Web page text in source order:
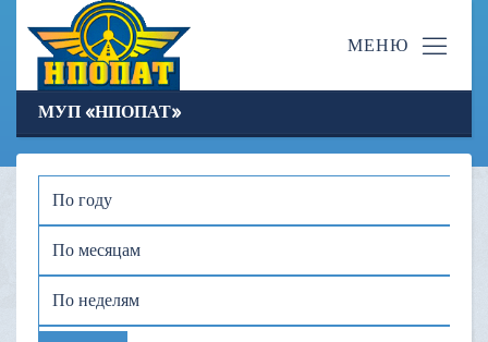
МУП «НПОПАТ»
По году
По месяцам
По неделям